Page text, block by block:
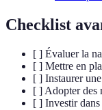
Checklist
[ ] Évaluer la
[ ] Mettre en
[ ] Instaurer
[ ] Adopter des
[ ] Investir